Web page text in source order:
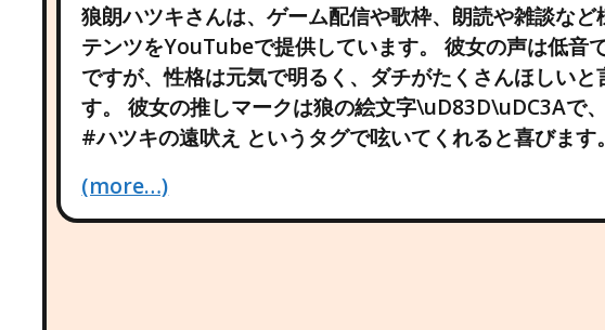
狼朗ハツキさんは、ゲーム配信や歌枠、朗読や雑談など
テンツをYouTubeで提供しています。 彼女の声は低音
ですが、性格は元気で明るく、ダチがたくさんほしいと
す。 彼女の推しマークは狼の絵文字\uD83D\uDC3Aで
#ハツキの遠吠え というタグで呟いてくれると喜びます。
(more…)